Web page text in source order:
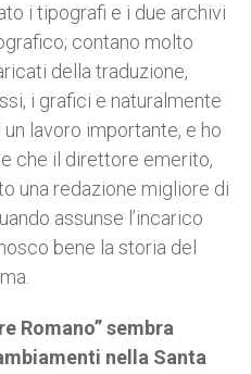
i tipografi e i due archivi
contano molto
della traduzione,
i grafici e naturalmente
lavoro importante, e ho
che il direttore emerito,
una redazione migliore di
assunse l’incarico
bene la storia del
Romano” sembra
nella Santa